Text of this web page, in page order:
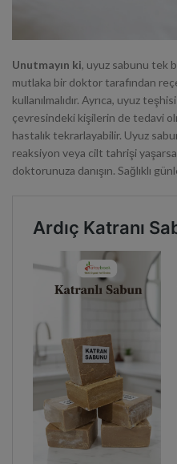
Unutmayın ki, uyuz sabunu tek
mutlaka bir doktor tarafından
kullanılmalıdır. Ayrıca, uyuz
çevresindeki kişilerin de tedavi
hastalık tekrarlayabilir. Uyuz
reaksiyon veya cilt tahrişi
doktorunuza danışın. Sağlıklı